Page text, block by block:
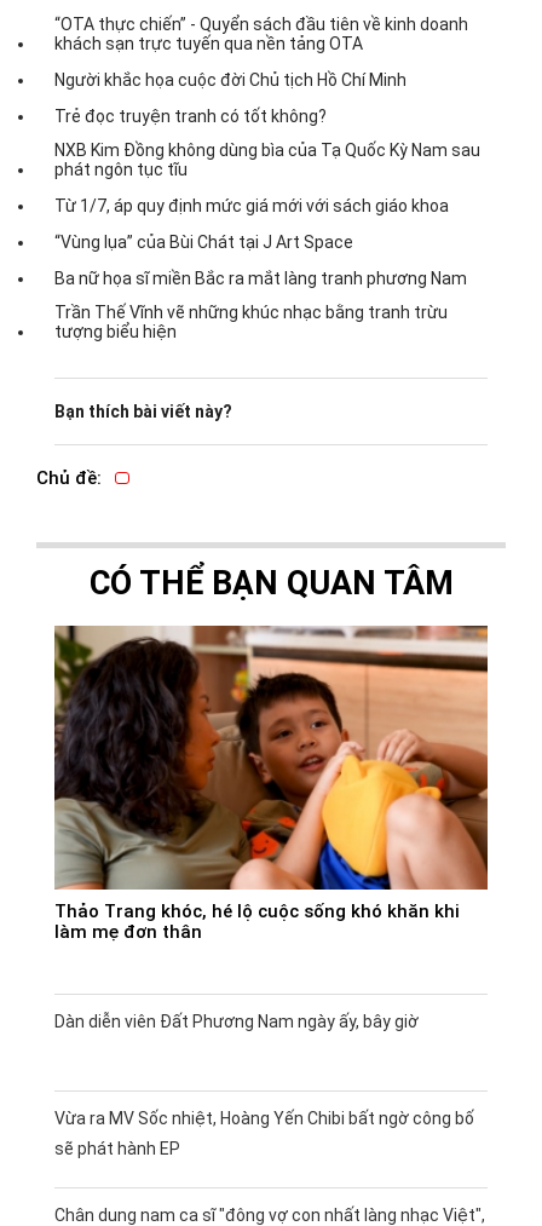
“OTA thực chiến” - Quyển sách đầu tiên về kinh doanh
khách sạn trực tuyến qua nền tảng OTA
Người khắc họa cuộc đời Chủ tịch Hồ Chí Minh
Trẻ đọc truyện tranh có tốt không?
NXB Kim Đồng không dùng bìa của Tạ Quốc Kỳ Nam sau
phát ngôn tục tĩu
Từ 1/7, áp quy định mức giá mới với sách giáo khoa
“Vùng lụa” của Bùi Chát tại J Art Space
Ba nữ họa sĩ miền Bắc ra mắt làng tranh phương Nam
Trần Thế Vĩnh vẽ những khúc nhạc bằng tranh trừu
tượng biểu hiện
Bạn thích bài viết này?
Chủ đề:
CÓ THỂ BẠN QUAN TÂM
Thảo Trang khóc, hé lộ cuộc sống khó khăn khi
làm mẹ đơn thân
Dàn diễn viên Đất Phương Nam ngày ấy, bây giờ
Vừa ra MV Sốc nhiệt, Hoàng Yến Chibi bất ngờ công bố
sẽ phát hành EP
Chân dung nam ca sĩ "đông vợ con nhất làng nhạc Việt",